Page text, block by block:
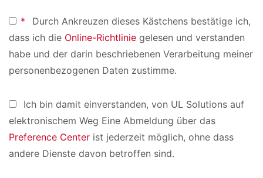
*
Durch Ankreuzen dieses Kästchens bestätige ich,
dass ich die Online-Richtlinie gelesen und verstanden
habe und der darin beschriebenen Verarbeitung meiner
personenbezogenen Daten zustimme.
Ich bin damit einverstanden, von UL Solutions auf
elektronischem Weg Eine Abmeldung über das
Preference Center ist jederzeit möglich, ohne dass
andere Dienste davon betroffen sind.